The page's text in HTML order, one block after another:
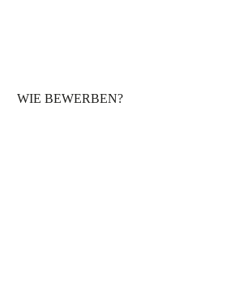
WIE BEWERBEN?